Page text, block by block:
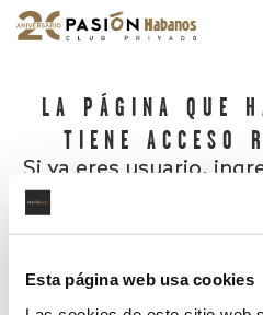
Esta página web usa cookies
LA PÁGINA QUE
TIENE ACCESO
Si ya eres usuario,